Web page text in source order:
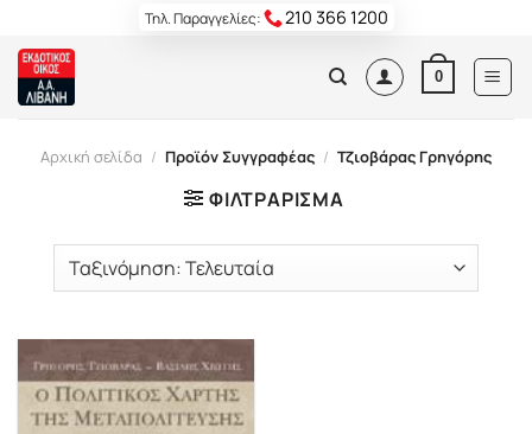
content
Τηλ. Παραγγελίες: 210 366 1200
0
Αρχική σελίδα / Προϊόν Συγγραφέας / Τζιοβάρας Γρηγόρης
ΦΙΛΤΡΆΡΙΣΜΑ